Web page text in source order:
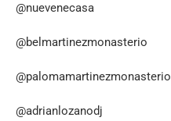
@nuevenecasa
@belmartinezmonasterio
@palomamartinezmonasterio
@adrianlozanodj